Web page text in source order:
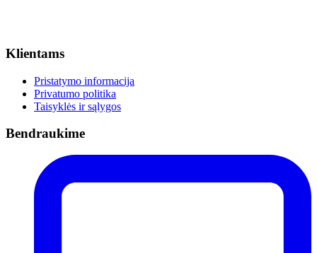
Klientams
Pristatymo informacija
Privatumo politika
Taisyklės ir sąlygos
Bendraukime